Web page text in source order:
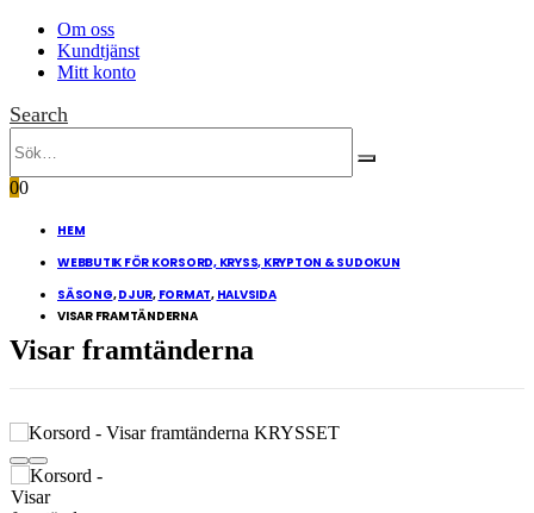
Om oss
Kundtjänst
Mitt konto
Search
00
HEM
WEBBUTIK FÖR KORSORD, KRYSS, KRYPTON & SUDOKUN
SÄSONG,DJUR, FORMAT, HALVSIDA
VISAR FRAMTÄNDERNA
Visar framtänderna